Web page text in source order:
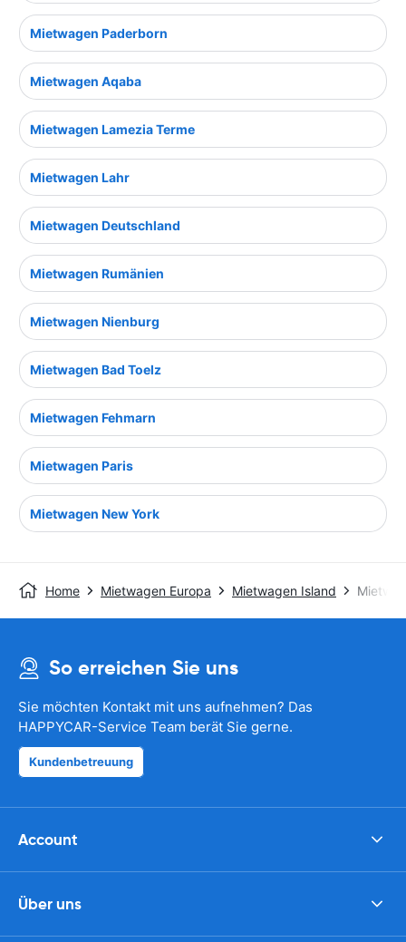
Mietwagen Paderborn
Mietwagen Aqaba
Mietwagen Lamezia Terme
Mietwagen Lahr
Mietwagen Deutschland
Mietwagen Rumänien
Mietwagen Nienburg
Mietwagen Bad Toelz
Mietwagen Fehmarn
Mietwagen Paris
Mietwagen New York
Home Mietwagen Europa Mietwagen Island
So erreichen Sie uns
Sie möchten Kontakt mit uns aufnehmen? Das
HAPPYCAR-Service Team berät Sie gerne.
Kundenbetreuung
Account
Über uns